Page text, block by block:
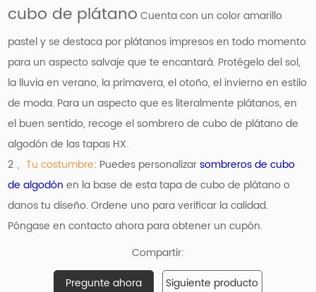
cubo de plátano Cuenta con un color amarillo
pastel y se destaca por plátanos impresos en todo momento
para un aspecto salvaje que te encantará. Protégelo del sol,
la lluvia en verano, la primavera, el otoño, el invierno en estilo
de moda. Para un aspecto que es literalmente plátanos, en
el buen sentido, recoge el sombrero de cubo de plátano de
algodón de las tapas HX.
2 、Tu costumbre: Puedes personalizarsombreros de cubo
de algodón en la base de esta tapa de cubo de plátano o
danos tu diseño. Ordene uno para verificar la calidad.
Póngase en contacto ahora para obtener un cupón.
Compartir:
Pregunte ahora
Siguiente producto